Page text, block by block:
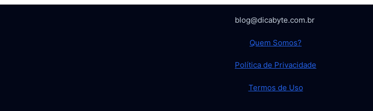
blog@dicabyte.com.br
Quem Somos?
Política de Privacidade
Termos de Uso